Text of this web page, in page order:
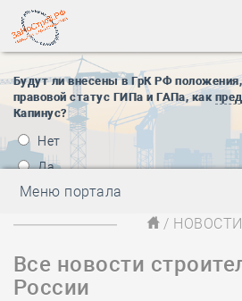
Будут ли внесены в ГрК РФ
правовой статус ГИПа и ГАПа, как
Капинус?
Нет
Да
Меню портала
/ НОВОСТИ
Все новости
России